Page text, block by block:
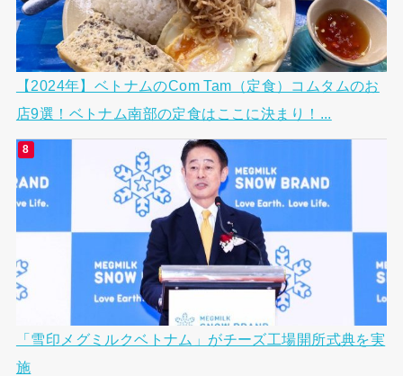
【2024年】ベトナムのCom Tam（定食）コムタムのお
店9選！ベトナム南部の定食はここに決まり！...
「雪印メグミルクベトナム」がチーズ工場開所式典を実
施